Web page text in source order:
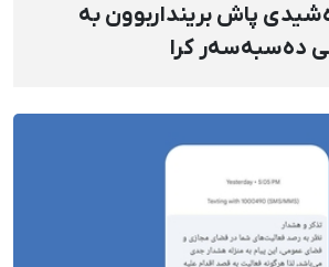
پاش برینداربوون بە
دەسبەسەر کرا